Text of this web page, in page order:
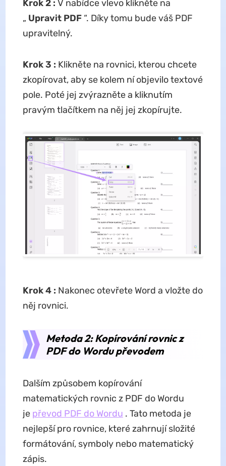
Krok 2 : V nabídce vlevo klikněte na
„ Upravit PDF“. Díky tomu bude váš PDF
upravitelný.
Krok 3 : Klikněte na rovnici, kterou chcete
zkopírovat, aby se kolem ní objevilo textové
pole. Poté jej zvýrazněte a kliknutím
pravým tlačítkem na něj jej zkopírujte.
Krok 4 : Nakonec otevřete Word a vložte do
něj rovnici.
Metoda 2: Kopírování rovnic z
PDF do Wordu převodem
Dalším způsobem kopírování
matematických rovnic z PDF do Wordu
je převod PDF do Wordu . Tato metoda je
nejlepší pro rovnice, které zahrnují složité
formátování, symboly nebo matematický
zápis.